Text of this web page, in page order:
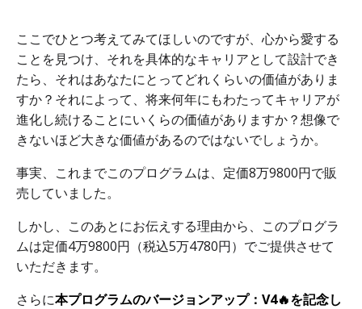
ここでひとつ考えてみてほしいのですが、心から愛する
ことを見つけ、それを具体的なキャリアとして設計でき
たら、それはあなたにとってどれくらいの価値がありま
すか？それによって、将来何年にもわたってキャリアが
進化し続けることにいくらの価値がありますか？想像で
きないほど大きな価値があるのではないでしょうか。
事実、これまでこのプログラムは、定価8万9800円で販
売していました。
しかし、このあとにお伝えする理由から、このプログラ
ムは定価4万9800円（税込5万4780円）でご提供させて
いただきます。
さらに本プログラムのバージョンアップ：V4🔥を記念し